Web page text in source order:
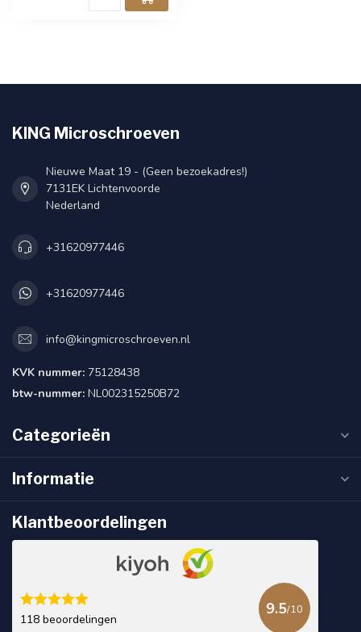
KING Microschroeven
Nieuwe Maat 19 - (Geen bezoekadres!)
7131EK Lichtenvoorde
Nederland
+31620977446
+31620977446
info@kingmicroschroeven.nl
KVK nummer: 75128438
btw-nummer: NL002315250B72
Categorieën
Informatie
Klantbeoordelingen
118 beoordelingen
9.5/10